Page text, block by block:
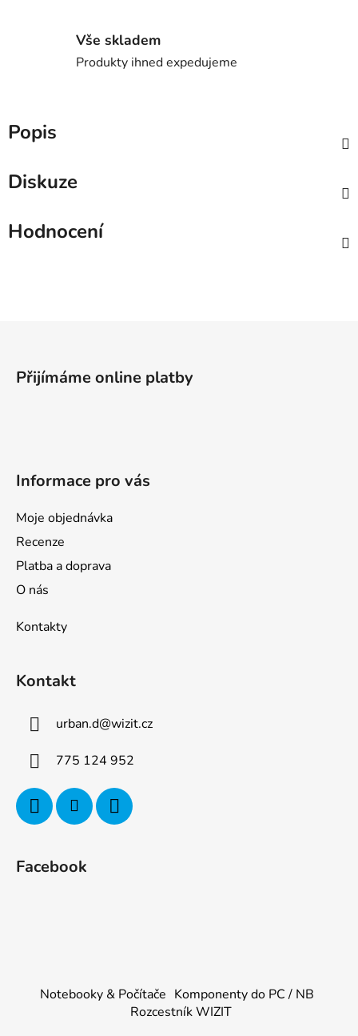
Vše skladem
Produkty ihned expedujeme
Popis
Diskuze
Hodnocení
Přijímáme online platby
Informace pro vás
Moje objednávka
Recenze
Platba a doprava
O nás
Kontakty
Kontakt
urban.d@wizit.cz
775 124 952
Facebook
Notebooky & Počítače Komponenty do PC / NB
Rozcestník WIZIT